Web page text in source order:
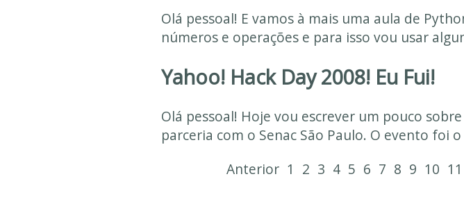
Olá pessoal! E vamos à mais uma aula de
números e operações e para isso vou usar
Yahoo! Hack Day 2008! Eu Fui!
Olá pessoal! Hoje vou escrever um pouco
parceria com o Senac São Paulo. O evento foi
Anterior 1 2 3 4 5 6 7 8 9 10 11